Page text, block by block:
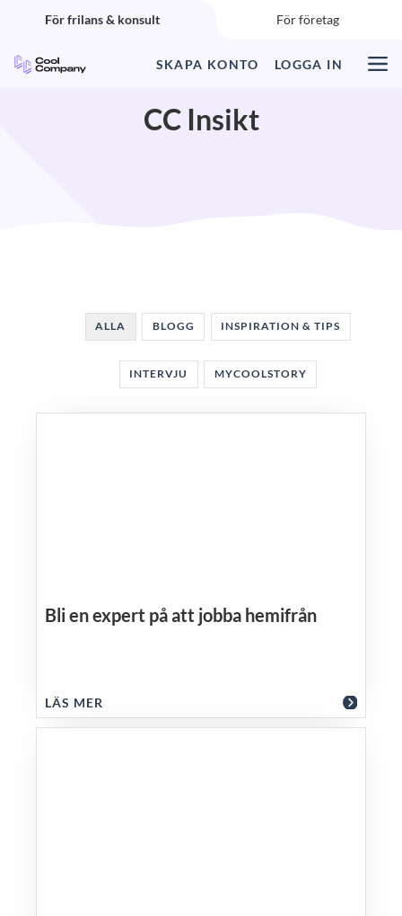
För frilans & konsult För företag
SKAPA KONTO LOGGA IN
Start – för frilans & konsult
Vårt erbjudande
Så fungerar det
SKAPA KONTO
CC Insikt
ALLA BLOGG INSPIRATION & TIPS
INTERVJU MYCOOLSTORY
Bli en expert på att jobba hemifrån
LÄS MER